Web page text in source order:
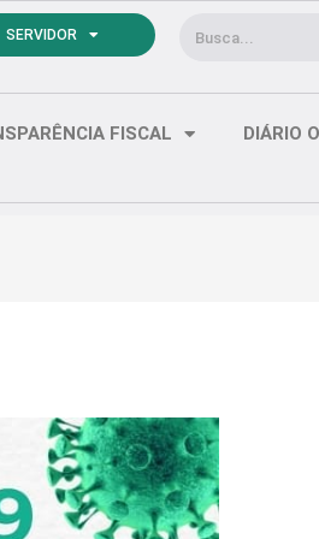
SERVIDOR Pesquisar
FISCAL DIÁRIO